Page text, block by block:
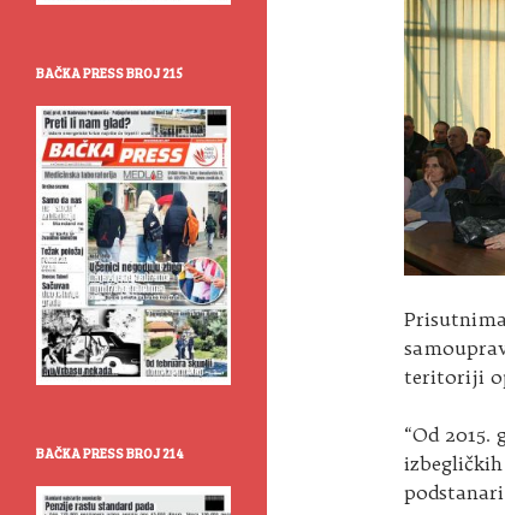
teritoriji
“Od 2015.
BAČKA PRESS BROJ 215
BAČKA PRESS BROJ 214